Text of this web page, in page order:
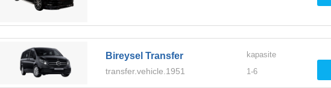
Bireysel Transfer
transfer.vehicle.1951
kapasite
1-6